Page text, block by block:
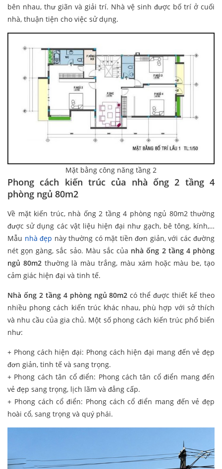
bên nhau, thư giãn và giải trí. Nhà vệ sinh được bố trí ở cuối
nhà, thuận tiện cho việc sử dụng.
Mặt bằng công năng tầng 2
Phong cách kiến trúc của nhà ống 2 tầng 4
phòng ngủ 80m2
Về mặt kiến trúc, nhà ống 2 tầng 4 phòng ngủ 80m2 thường
được sử dụng các vật liệu hiện đại như gạch, bê tông, kính,…
Mẫu nhà đẹp này thường có mặt tiền đơn giản, với các đường
nét gọn gàng, sắc sảo. Màu sắc của nhà ống 2 tầng 4 phòng
ngủ 80m2thường là màu trắng, màu xám hoặc màu be, tạo
cảm giác hiện đại và tinh tế.
Nhà ống 2 tầng 4 phòng ngủ 80m2có thể được thiết kế theo
nhiều phong cách kiến trúc khác nhau, phù hợp với sở thích
và nhu cầu của gia chủ. Một số phong cách kiến trúc phổ biến
như:
+ Phong cách hiện đại: Phong cách hiện đại mang đến vẻ đẹp
đơn giản, tinh tế và sang trọng.
+ Phong cách tân cổ điển: Phong cách tân cổ điển mang đến
vẻ đẹp sang trọng, lịch lãm và đẳng cấp.
+ Phong cách cổ điển: Phong cách cổ điển mang đến vẻ đẹp
hoài cổ, sang trọng và quý phái.